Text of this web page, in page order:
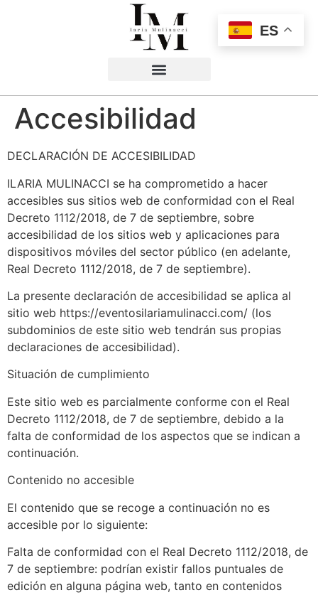
Accesibilidad
DECLARACIÓN DE ACCESIBILIDAD
ILARIA MULINACCI se ha comprometido a hacer
accesibles sus sitios web de conformidad con el Real
Decreto 1112/2018, de 7 de septiembre, sobre
accesibilidad de los sitios web y aplicaciones para
dispositivos móviles del sector público (en adelante,
Real Decreto 1112/2018, de 7 de septiembre).
La presente declaración de accesibilidad se aplica al
sitio web https://eventosilariamulinacci.com/ (los
subdominios de este sitio web tendrán sus propias
declaraciones de accesibilidad).
Situación de cumplimiento
Este sitio web es parcialmente conforme con el Real
Decreto 1112/2018, de 7 de septiembre, debido a la
falta de conformidad de los aspectos que se indican a
continuación.
Contenido no accesible
El contenido que se recoge a continuación no es
accesible por lo siguiente:
Falta de conformidad con el Real Decreto 1112/2018, de
7 de septiembre: podrían existir fallos puntuales de
edición en alguna página web, tanto en contenidos
ES